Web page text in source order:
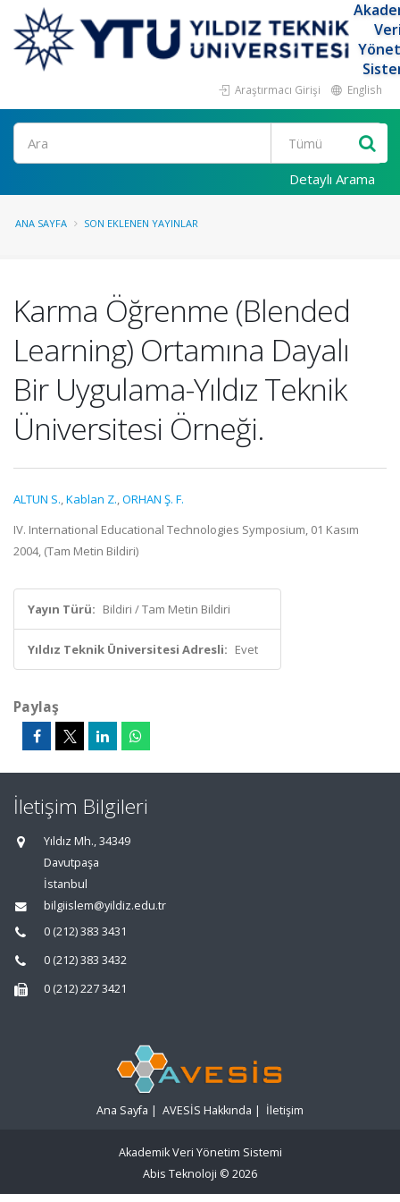
Araştırmacı Girişi English
Ara
Detaylı Arama
ANA SAYFA SON EKLENEN YAYINLAR
Karma Öğrenme (Blended
Learning) Ortamına Dayalı
Bir Uygulama-Yıldız Teknik
Üniversitesi Örneği.
ALTUN S.,Kablan Z.,ORHAN Ş. F.
IV. International Educational Technologies Symposium, 01 Kasım
2004, (Tam Metin Bildiri)
Yayın Türü: Bildiri / Tam Metin Bildiri
Yıldız Teknik Üniversitesi Adresli: Evet
Paylaş
İletişim Bilgileri
Yıldız Mh., 34349
Davutpaşa
İstanbul
bilgiislem@yildiz.edu.tr
0 (212) 383 3431
0 (212) 383 3432
0 (212) 227 3421
Ana Sayfa | AVESİS Hakkında | İletişim
Akademik Veri Yönetim Sistemi
Abis Teknoloji © 2026